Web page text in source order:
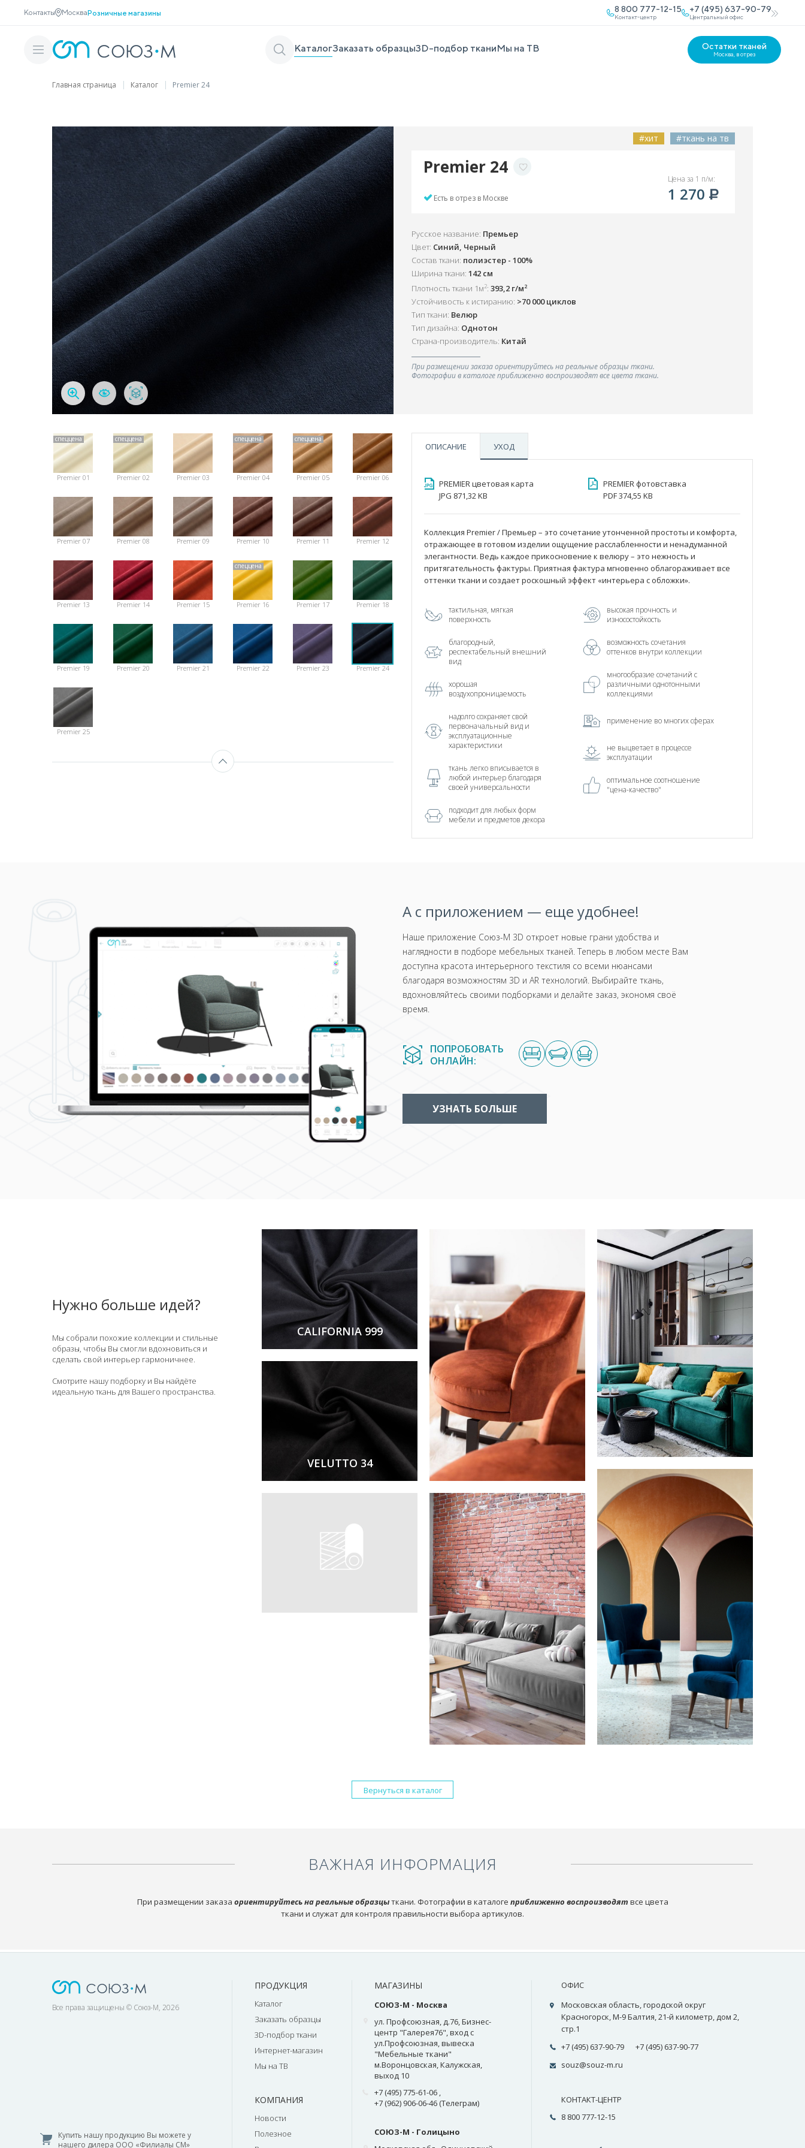
Контакты МоскваРозничные магазины 8 800 777-12-15
Контакт-центр
+7 (495) 637-90-79
Центральный офис
КаталогЗаказать образцы3D-подбор тканиМы на ТВ Остатки тканей
Москва, в отрез
Главная страница Каталог Premier 24
спеццена
Premier 01
спеццена
Premier 02 Premier 03
спеццена
Premier 04
спеццена
Premier 05 Premier 06
Premier 07 Premier 08 Premier 09 Premier 10 Premier 11 Premier 12
Premier 13 Premier 14 Premier 15
спеццена
Premier 16 Premier 17 Premier 18
Premier 19 Premier 20 Premier 21 Premier 22 Premier 23 Premier 24
Premier 25
#хит #ткань на тв
Premier 24
Есть в отрез в Москве
Цена за 1 п/м:
1 270
Русское название: Премьер
Цвет: Синий, Черный
Состав ткани: полиэстер - 100%
Ширина ткани: 142 см
Плотность ткани 1м2: 393,2 г/м2
Устойчивость к истиранию: >70 000 циклов
Тип ткани: Велюр
Тип дизайна: Однотон
Страна-производитель: Китай
При размещении заказа ориентируйтесь на реальные образцы ткани.
Фотографии в каталоге приближенно воспроизводят все цвета ткани.
ОПИСАНИЕ УХОД
PREMIER цветовая карта
JPG 871,32 KB
PREMIER фотовставка
PDF 374,55 KB
Коллекция Premier / Премьер – это сочетание утонченной простоты и комфорта,
отражающее в готовом изделии ощущение расслабленности и ненадуманной
элегантности. Ведь каждое прикосновение к велюру – это нежность и
притягательность фактуры. Приятная фактура мгновенно облагораживает все
оттенки ткани и создает роскошный эффект «интерьера с обложки».
тактильная, мягкая
поверхность
благородный,
респектабельный внешний
вид
хорошая
воздухопроницаемость
надолго сохраняет свой
первоначальный вид и
эксплуатационные
характеристики
ткань легко вписывается в
любой интерьер благодаря
своей универсальности
подходит для любых форм
мебели и предметов декора
высокая прочность и
износостойкость
возможность сочетания
оттенков внутри коллекции
многообразие сочетаний с
различными однотонными
коллекциями
применение во многих сферах
не выцветает в процессе
эксплуатации
оптимальное соотношение
"цена-качество"
А с приложением — еще удобнее!
Наше приложение Союз-М 3D откроет новые грани удобства и
наглядности в подборе мебельных тканей. Теперь в любом месте Вам
доступна красота интерьерного текстиля со всеми нюансами
благодаря возможностям 3D и AR технологий. Выбирайте ткань,
вдохновляйтесь своими подборками и делайте заказ, экономя своё
время.
ПОПРОБОВАТЬ
ОНЛАЙН:
УЗНАТЬ БОЛЬШЕ
Нужно больше идей?
Мы собрали похожие коллекции и стильные
образы, чтобы Вы смогли вдохновиться и
сделать свой интерьер гармоничнее.
Смотрите нашу подборку и Вы найдёте
идеальную ткань для Вашего пространства.
CALIFORNIA 999
VELUTTO 34
Вернуться в каталог
ВАЖНАЯ ИНФОРМАЦИЯ
При размещении заказа ориентируйтесь на реальные образцыткани. Фотографии в каталоге приближенно воспроизводят все цвета
ткани и служат для контроля правильности выбора артикулов.
Все права защищены © Союз-М, 2026
Купить нашу продукцию Вы можете у
нашего дилера ООО «Филиалы СМ»
ПРОДУКЦИЯ
Каталог
Заказать образцы
3D-подбор ткани
Интернет-магазин
Мы на ТВ
КОМПАНИЯ
Новости
Полезное
МАГАЗИНЫ
СОЮЗ-М - Москва
ул. Профсоюзная, д.76, Бизнес-
центр "Галерея76", вход с
ул.Профсоюзная, вывеска
"Мебельные ткани"
м.Воронцовская, Калужская,
выход 10
+7 (495) 775-61-06 ,
+7 (962) 906-06-46 (Телеграм)
СОЮЗ-М - Голицыно
ОФИС
Московская область, городской округ
Красногорск, М-9 Балтия, 21-й километр, дом 2,
стр.1
+7 (495) 637-90-79
+7 (495) 637-90-77
souz@souz-m.ru
КОНТАКТ-ЦЕНТР
8 800 777-12-15